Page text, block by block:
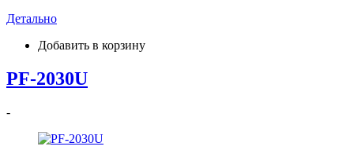
Детально
Добавить в корзину
PF-2030U
-